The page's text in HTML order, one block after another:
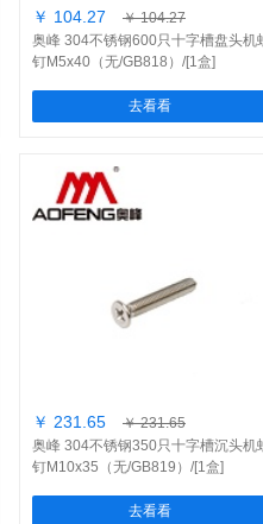
￥ 104.27
￥ 104.27
奥峰 304不锈钢600只十字槽盘头机
钉M5x40（无/GB818）/[1盒]
去看看
￥ 231.65
￥ 231.65
奥峰 304不锈钢350只十字槽沉头机
钉M10x35（无/GB819）/[1盒]
去看看